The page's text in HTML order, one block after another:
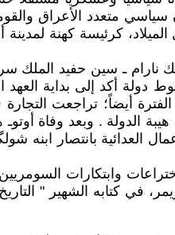
سياسي متعدد الأعراق
إنهيدوانا ، حوالي عام 2300
أيضاً؛ تراجعت
وابتكارات